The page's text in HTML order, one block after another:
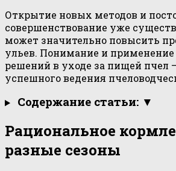
Открытие новых методов и
совершенствование уже
может значительно повысить
ульев. Понимание и
решений в уходе за пищей пчел
успешного ведения
Содержание статьи: ▼
Рациональное
разные сезоны